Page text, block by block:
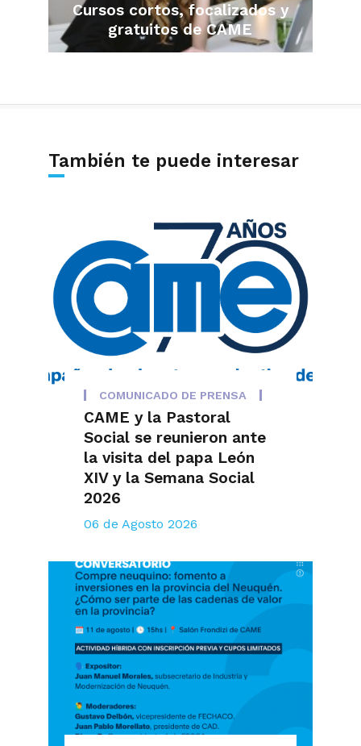
Cursos cortos, focalizados y
gratuitos de CAME
También te puede interesar
COMUNICADO DE PRENSA
CAME y la Pastoral
Social se reunieron ante
la visita del papa León
XIV y la Semana Social
2026
06 de Agosto 2026